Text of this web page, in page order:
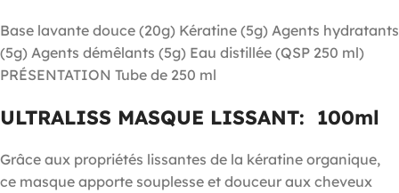
Base lavante douce (20g) Kératine (5g) Agents hydratants
(5g) Agents démêlants (5g) Eau distillée (QSP 250 ml)
PRÉSENTATION Tube de 250 ml
ULTRALISS MASQUE LISSANT: 100ml
Grâce aux propriétés lissantes de la kératine organique,
ce masque apporte souplesse et douceur aux cheveux